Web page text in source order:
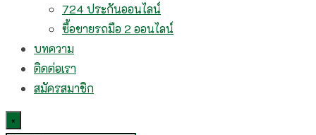
724 ประกันออนไลน์
ซื้อขายรถมือ 2 ออนไลน์
บทความ
ติดต่อเรา
สมัครสมาชิก
×